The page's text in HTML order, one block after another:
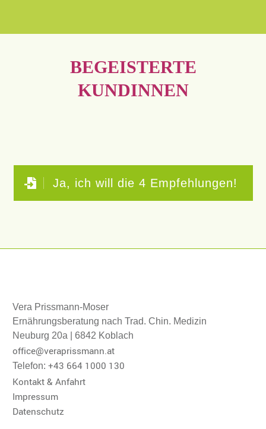
BEGEISTERTE
KUNDINNEN
Ja, ich will die 4 Empfehlungen!
Vera Prissmann-Moser
Ernährungsberatung nach Trad. Chin. Medizin
Neuburg 20a | 6842 Koblach
office@veraprissmann.at
Telefon: +43 664 1000 130
Kontakt & Anfahrt
Impressum
Datenschutz